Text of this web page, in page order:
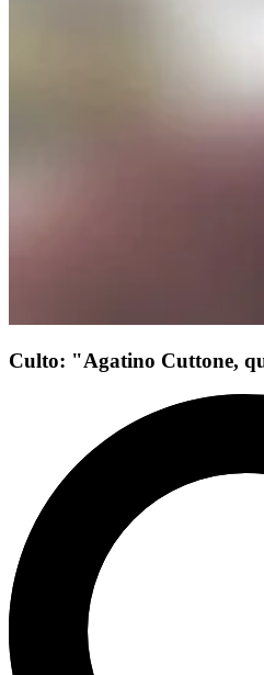
Culto: "Agatino Cuttone,